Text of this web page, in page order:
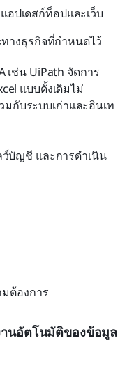
อปเดสก์ท็อปและเว็บ
างธุรกิจที่กำหนดไว้
เช่น UiPath จัดการ
แบบดั้งเดิมไม่
กับระบบเก่าและอินเท
บัญชี และการดำเนิน
ต้องการ
นอัตโนมัติของข้อมูล